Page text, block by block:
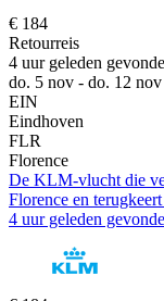
€ 184
Retourreis
4 uur geleden
do. 5 nov - do. 12 nov
EIN
Eindhoven
FLR
Florence
De KLM-vlucht die
Florence en
4 uur geleden